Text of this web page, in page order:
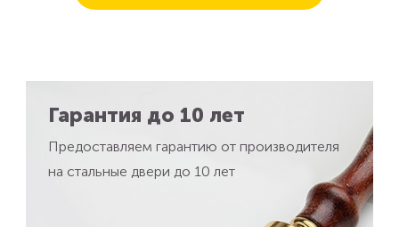
Гарантия до 10 лет
Предоставляем гарантию от производителя
на стальные двери до 10 лет